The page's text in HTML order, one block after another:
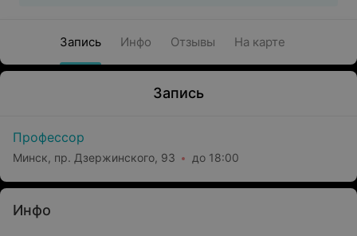
Запись Инфо Отзывы На карте
Запись
Профессор
Минск, пр. Дзержинского, 93 до 18:00
Инфо